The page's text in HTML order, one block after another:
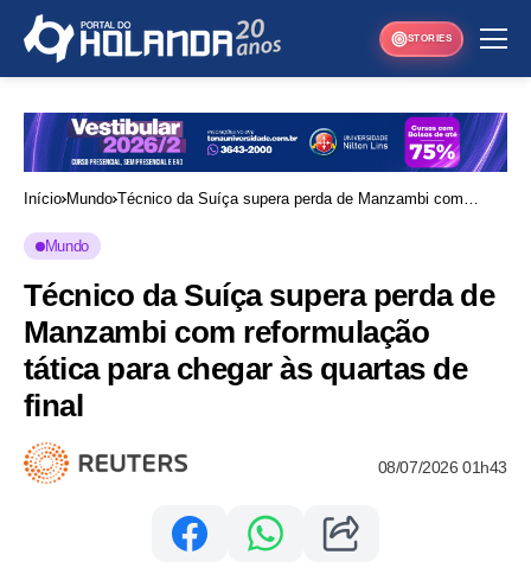
STORIES
Início Mundo Técnico da Suíça supera perda de Manzambi com
Mundo
Técnico da Suíça supera perda de
Manzambi com reformulação
tática para chegar às quartas de
final
08/07/2026 01h43